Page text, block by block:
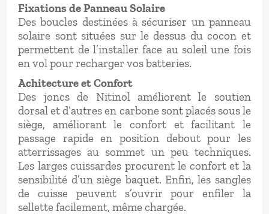
Fixations de Panneau Solaire
Des boucles destinées à sécuriser un panneau
solaire sont situées sur le dessus du cocon et
permettent de l’installer face au soleil une fois
en vol pour recharger vos batteries.
Achitecture et Confort
Des joncs de Nitinol améliorent le soutien
dorsal et d’autres en carbone sont placés sous le
siège, améliorant le confort et facilitant le
passage rapide en position debout pour les
atterrissages au sommet un peu techniques.
Les larges cuissardes procurent le confort et la
sensibilité d’un siège baquet. Enfin, les sangles
de cuisse peuvent s’ouvrir pour enfiler la
sellette facilement, même chargée.